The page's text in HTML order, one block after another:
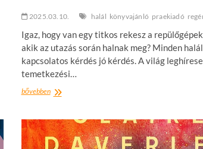
2025.03.10. halál könyvajánló praekiadó
Igaz, hogy van egy titkos rekesz a
akik az utazás során halnak meg? Minden
kapcsolatos kérdés jó kérdés. A világ
temetkezési…
bővebbenCaitlin
a
macskám
a